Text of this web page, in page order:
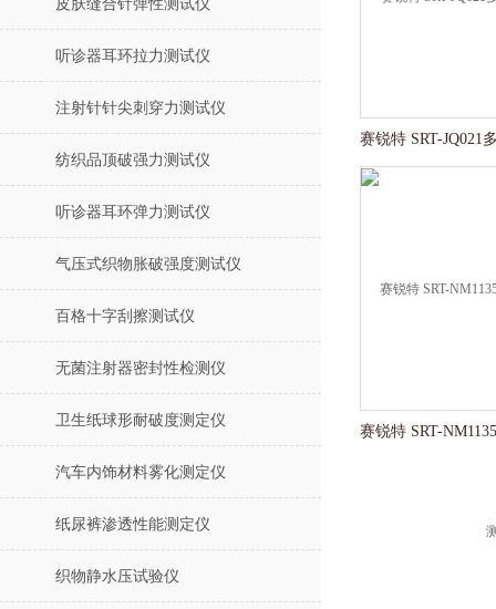
皮肤缝合针弹性测试仪
听诊器耳环拉力测试仪
注射针针尖刺穿力测试仪
纺织品顶破强力测试仪
听诊器耳环弹力测试仪
气压式织物胀破强度测试仪
百格十字刮擦测试仪
无菌注射器密封性检测仪
卫生纸球形耐破度测定仪
汽车内饰材料雾化测定仪
纸尿裤渗透性能测定仪
织物静水压试验仪